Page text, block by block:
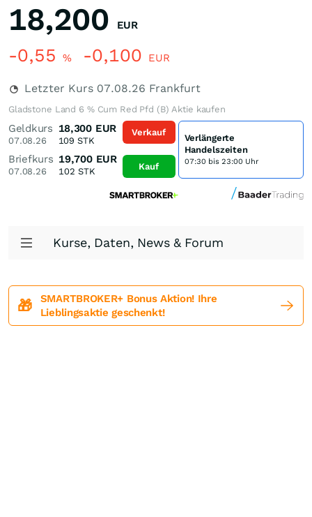
18,200 EUR
-0,55 % -0,100 EUR
Letzter Kurs 07.08.26 Frankfurt
Gladstone Land 6 % Cum Red Pfd (B) Aktie kaufen
Geldkurs
07.08.26
18,300 EUR
109 STK
Briefkurs
07.08.26
19,700 EUR
102 STK
Verkauf
Kauf
Verlängerte
Handelszeiten
07:30 bis 23:00 Uhr
Kurse, Daten, News & Forum
🎁
SMARTBROKER+ Bonus Aktion! Ihre
Lieblingsaktie geschenkt!